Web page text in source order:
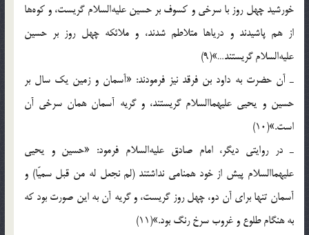
خورشید چهل روز با سرخی و کسوف بر حسین علیه‌السلام گریست، و کوه‌ها
از هم پاشیدند و دریاها متلاطم شدند، و ملائکه چهل روز بر حسین
علیه‌السلام گریستند…»(9)
ـ آن حضرت به داود بن فرقد نیز فرمودند: «آسمان و زمین یک سال بر
حسین و یحیی علیهماالسلام گریستند، و گریه آسمان همان سرخی آن
است.»(10)
ـ در روایتی دیگر، امام صادق علیه‌السلام فرمود: «حسین و یحیی
علیهماالسلام پیش از خود همنامی نداشتند (لم نجعل له من قبل سمیّا) و
آسمان تنها برای آن دو، چهل روز گریست، و گریه آن به این صورت بود که
به هنگام طلوع و غروب سرخ رنگ بود.»(11)